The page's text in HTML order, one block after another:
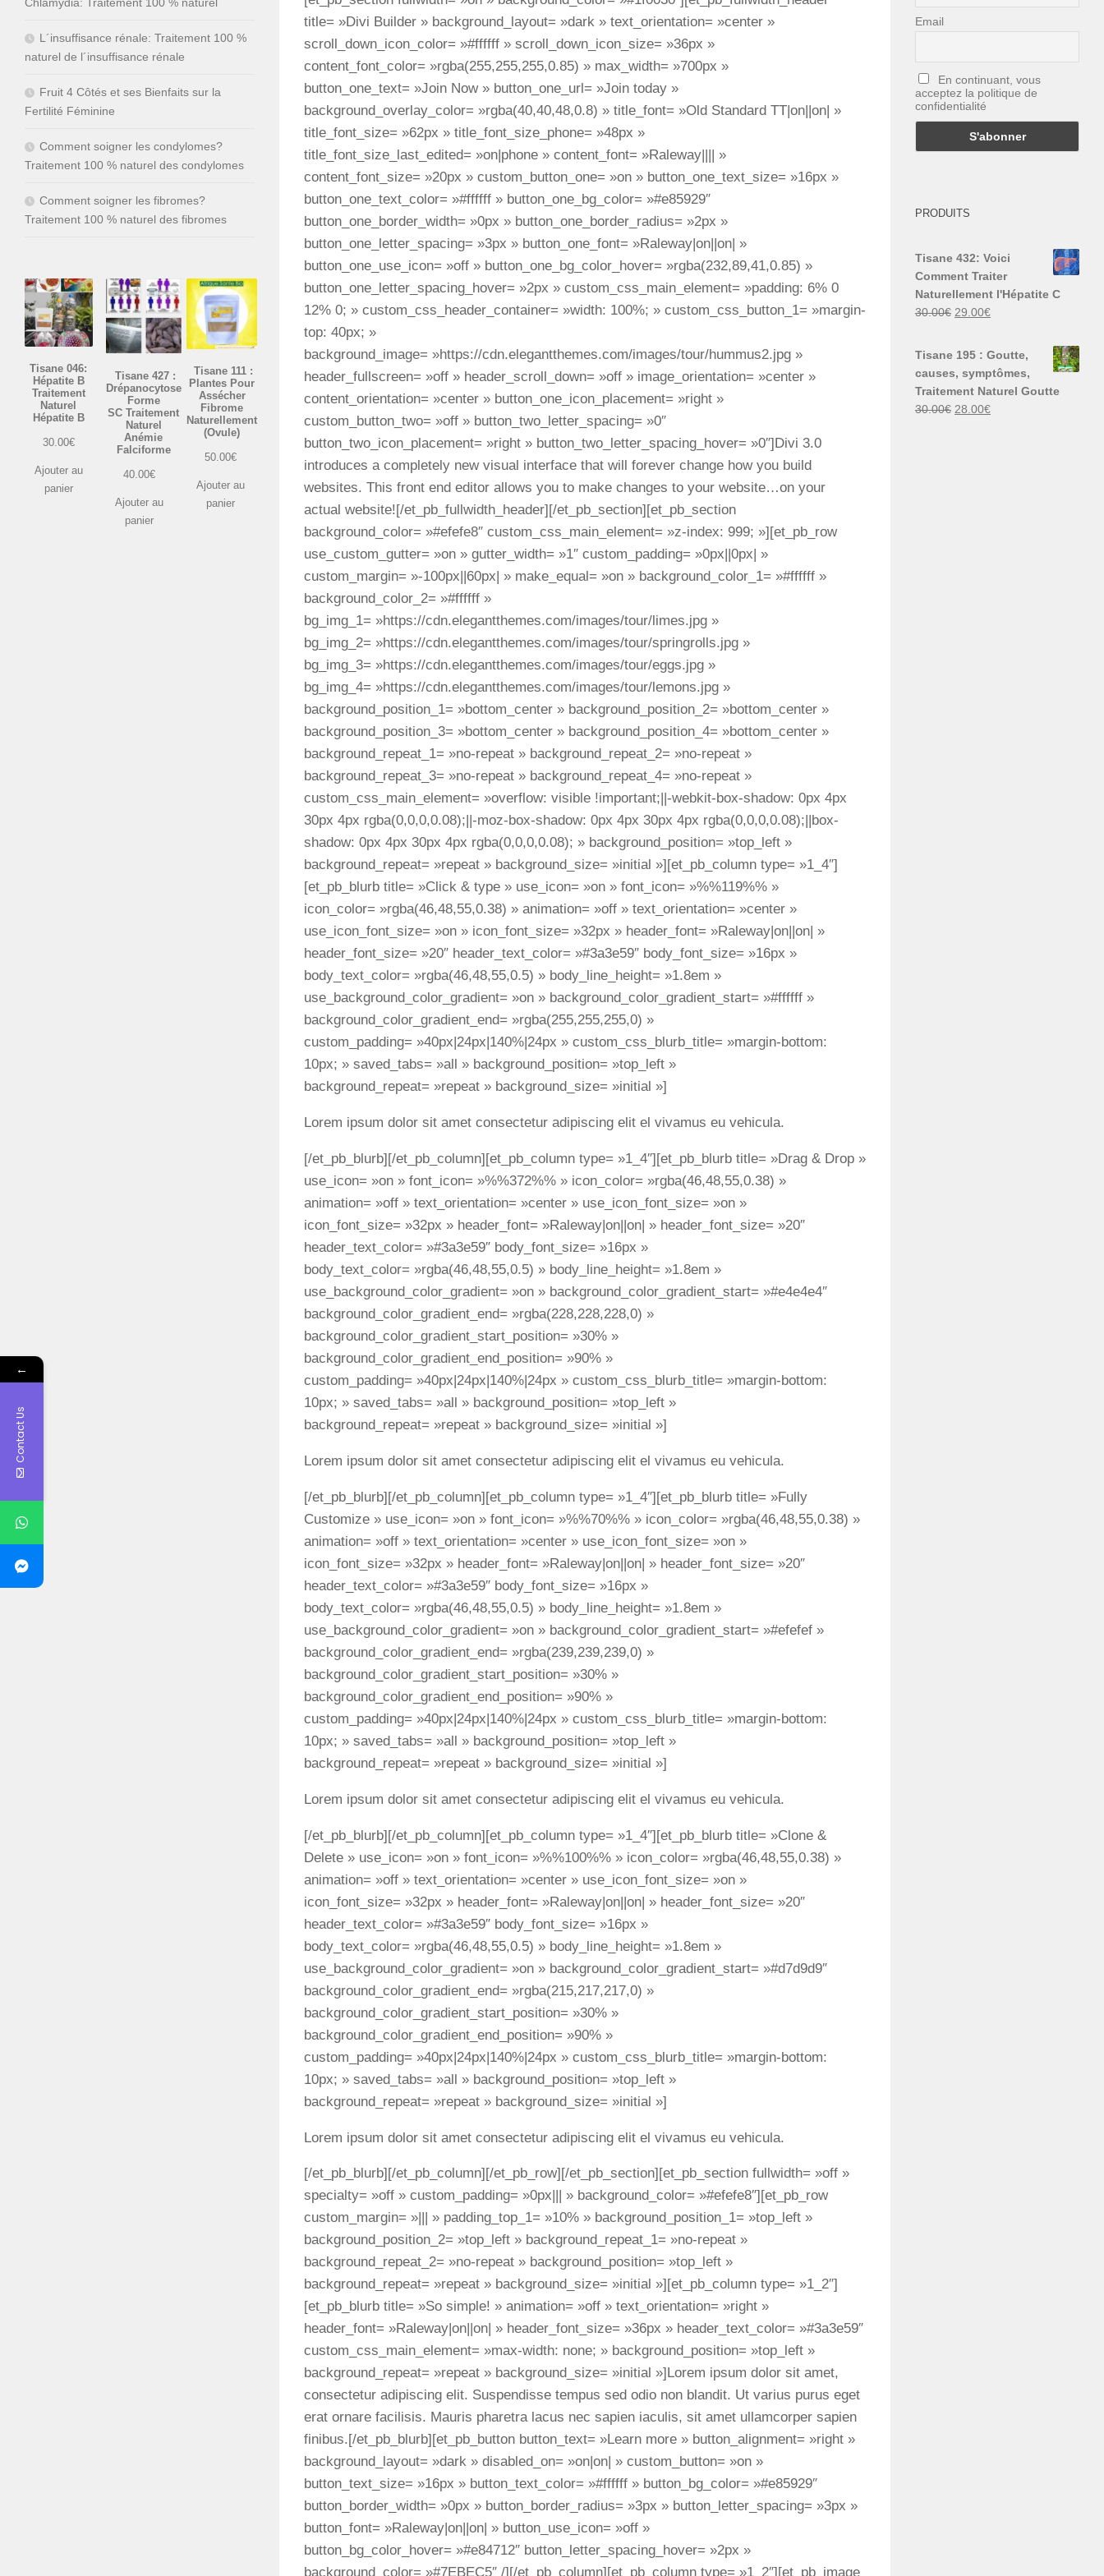
title= »Divi Builder » background_layout= »dark » text_orientation= »center »
scroll_down_icon_color= »#ffffff » scroll_down_icon_size= »36px »
content_font_color= »rgba(255,255,255,0.85) » max_width= »700px »
button_one_text= »Join Now » button_one_url= »Join today »
background_overlay_color= »rgba(40,40,48,0.8) » title_font= »Old Standard TT|on||on| »
title_font_size= »62px » title_font_size_phone= »48px »
title_font_size_last_edited= »on|phone » content_font= »Raleway|||| »
content_font_size= »20px » custom_button_one= »on » button_one_text_size= »16px »
button_one_text_color= »#ffffff » button_one_bg_color= »#e85929″
button_one_border_width= »0px » button_one_border_radius= »2px »
button_one_letter_spacing= »3px » button_one_font= »Raleway|on||on| »
button_one_use_icon= »off » button_one_bg_color_hover= »rgba(232,89,41,0.85) »
button_one_letter_spacing_hover= »2px » custom_css_main_element= »padding: 6% 0
12% 0; » custom_css_header_container= »width: 100%; » custom_css_button_1= »margin-
top: 40px; »
background_image= »https://cdn.elegantthemes.com/images/tour/hummus2.jpg »
header_fullscreen= »off » header_scroll_down= »off » image_orientation= »center »
content_orientation= »center » button_one_icon_placement= »right »
custom_button_two= »off » button_two_letter_spacing= »0″
button_two_icon_placement= »right » button_two_letter_spacing_hover= »0″]Divi 3.0
introduces a completely new visual interface that will forever change how you build
websites. This front end editor allows you to make changes to your website…on your
actual website![/et_pb_fullwidth_header][/et_pb_section][et_pb_section
background_color= »#efefe8″ custom_css_main_element= »z-index: 999; »][et_pb_row
use_custom_gutter= »on » gutter_width= »1″ custom_padding= »0px||0px| »
custom_margin= »-100px||60px| » make_equal= »on » background_color_1= »#ffffff »
background_color_2= »#ffffff »
bg_img_1= »https://cdn.elegantthemes.com/images/tour/limes.jpg »
bg_img_2= »https://cdn.elegantthemes.com/images/tour/springrolls.jpg »
bg_img_3= »https://cdn.elegantthemes.com/images/tour/eggs.jpg »
bg_img_4= »https://cdn.elegantthemes.com/images/tour/lemons.jpg »
background_position_1= »bottom_center » background_position_2= »bottom_center »
background_position_3= »bottom_center » background_position_4= »bottom_center »
background_repeat_1= »no-repeat » background_repeat_2= »no-repeat »
background_repeat_3= »no-repeat » background_repeat_4= »no-repeat »
custom_css_main_element= »overflow: visible !important;||-webkit-box-shadow: 0px 4px
30px 4px rgba(0,0,0,0.08);||-moz-box-shadow: 0px 4px 30px 4px rgba(0,0,0,0.08);||box-
shadow: 0px 4px 30px 4px rgba(0,0,0,0.08); » background_position= »top_left »
background_repeat= »repeat » background_size= »initial »][et_pb_column type= »1_4″]
[et_pb_blurb title= »Click & type » use_icon= »on » font_icon= »%%119%% »
icon_color= »rgba(46,48,55,0.38) » animation= »off » text_orientation= »center »
use_icon_font_size= »on » icon_font_size= »32px » header_font= »Raleway|on||on| »
header_font_size= »20″ header_text_color= »#3a3e59″ body_font_size= »16px »
body_text_color= »rgba(46,48,55,0.5) » body_line_height= »1.8em »
use_background_color_gradient= »on » background_color_gradient_start= »#ffffff »
background_color_gradient_end= »rgba(255,255,255,0) »
custom_padding= »40px|24px|140%|24px » custom_css_blurb_title= »margin-bottom:
10px; » saved_tabs= »all » background_position= »top_left »
background_repeat= »repeat » background_size= »initial »]
Lorem ipsum dolor sit amet consectetur adipiscing elit el vivamus eu vehicula.
[/et_pb_blurb][/et_pb_column][et_pb_column type= »1_4″][et_pb_blurb title= »Drag & Drop »
use_icon= »on » font_icon= »%%372%% » icon_color= »rgba(46,48,55,0.38) »
animation= »off » text_orientation= »center » use_icon_font_size= »on »
icon_font_size= »32px » header_font= »Raleway|on||on| » header_font_size= »20″
header_text_color= »#3a3e59″ body_font_size= »16px »
body_text_color= »rgba(46,48,55,0.5) » body_line_height= »1.8em »
use_background_color_gradient= »on » background_color_gradient_start= »#e4e4e4″
background_color_gradient_end= »rgba(228,228,228,0) »
background_color_gradient_start_position= »30% »
background_color_gradient_end_position= »90% »
custom_padding= »40px|24px|140%|24px » custom_css_blurb_title= »margin-bottom:
10px; » saved_tabs= »all » background_position= »top_left »
background_repeat= »repeat » background_size= »initial »]
Lorem ipsum dolor sit amet consectetur adipiscing elit el vivamus eu vehicula.
[/et_pb_blurb][/et_pb_column][et_pb_column type= »1_4″][et_pb_blurb title= »Fully
Customize » use_icon= »on » font_icon= »%%70%% » icon_color= »rgba(46,48,55,0.38) »
animation= »off » text_orientation= »center » use_icon_font_size= »on »
icon_font_size= »32px » header_font= »Raleway|on||on| » header_font_size= »20″
header_text_color= »#3a3e59″ body_font_size= »16px »
body_text_color= »rgba(46,48,55,0.5) » body_line_height= »1.8em »
use_background_color_gradient= »on » background_color_gradient_start= »#efefef »
background_color_gradient_end= »rgba(239,239,239,0) »
background_color_gradient_start_position= »30% »
background_color_gradient_end_position= »90% »
custom_padding= »40px|24px|140%|24px » custom_css_blurb_title= »margin-bottom:
10px; » saved_tabs= »all » background_position= »top_left »
background_repeat= »repeat » background_size= »initial »]
Lorem ipsum dolor sit amet consectetur adipiscing elit el vivamus eu vehicula.
[/et_pb_blurb][/et_pb_column][et_pb_column type= »1_4″][et_pb_blurb title= »Clone &
Delete » use_icon= »on » font_icon= »%%100%% » icon_color= »rgba(46,48,55,0.38) »
animation= »off » text_orientation= »center » use_icon_font_size= »on »
icon_font_size= »32px » header_font= »Raleway|on||on| » header_font_size= »20″
header_text_color= »#3a3e59″ body_font_size= »16px »
body_text_color= »rgba(46,48,55,0.5) » body_line_height= »1.8em »
use_background_color_gradient= »on » background_color_gradient_start= »#d7d9d9″
background_color_gradient_end= »rgba(215,217,217,0) »
background_color_gradient_start_position= »30% »
background_color_gradient_end_position= »90% »
custom_padding= »40px|24px|140%|24px » custom_css_blurb_title= »margin-bottom:
10px; » saved_tabs= »all » background_position= »top_left »
background_repeat= »repeat » background_size= »initial »]
Lorem ipsum dolor sit amet consectetur adipiscing elit el vivamus eu vehicula.
[/et_pb_blurb][/et_pb_column][/et_pb_row][/et_pb_section][et_pb_section fullwidth= »off »
specialty= »off » custom_padding= »0px||| » background_color= »#efefe8″][et_pb_row
custom_margin= »||| » padding_top_1= »10% » background_position_1= »top_left »
background_position_2= »top_left » background_repeat_1= »no-repeat »
background_repeat_2= »no-repeat » background_position= »top_left »
background_repeat= »repeat » background_size= »initial »][et_pb_column type= »1_2″]
[et_pb_blurb title= »So simple! » animation= »off » text_orientation= »right »
header_font= »Raleway|on||on| » header_font_size= »36px » header_text_color= »#3a3e59″
custom_css_main_element= »max-width: none; » background_position= »top_left »
background_repeat= »repeat » background_size= »initial »]Lorem ipsum dolor sit amet,
consectetur adipiscing elit. Suspendisse tempus sed odio non blandit. Ut varius purus eget
erat ornare facilisis. Mauris pharetra lacus nec sapien iaculis, sit amet ullamcorper sapien
finibus.[/et_pb_blurb][et_pb_button button_text= »Learn more » button_alignment= »right »
background_layout= »dark » disabled_on= »on|on| » custom_button= »on »
button_text_size= »16px » button_text_color= »#ffffff » button_bg_color= »#e85929″
button_border_width= »0px » button_border_radius= »3px » button_letter_spacing= »3px »
button_font= »Raleway|on||on| » button_use_icon= »off »
button_bg_color_hover= »#e84712″ button_letter_spacing_hover= »2px »
background_color= »#7EBEC5″ /][/et_pb_column][et_pb_column type= »1_2″][et_pb_image
L´insuffisance rénale: Traitement 100 %
naturel de l´insuffisance rénale
Fruit 4 Côtés et ses Bienfaits sur la
Fertilité Féminine
Comment soigner les condylomes?
Traitement 100 % naturel des condylomes
Comment soigner les fibromes?
Traitement 100 % naturel des fibromes
Tisane 046:
Hépatite B
Traitement
Naturel
Hépatite B
30.00€
Ajouter au
panier
Tisane 427 :
Drépanocytose
Forme
SC Traitement
Naturel
Anémie
Falciforme
40.00€
Ajouter au
panier
Tisane 111 :
Plantes Pour
Assécher
Fibrome
Naturellement
(Ovule)
50.00€
Ajouter au
panier
Email
En continuant, vous
acceptez la politique de
confidentialité
PRODUITS
Tisane 432: Voici
Comment Traiter
Naturellement l'Hépatite C
30.00€ Le
30.00€.
29.00€Le
est :
Tisane 195 : Goutte,
causes, symptômes,
Traitement Naturel Goutte
30.00€ Le
28.00€Le
←
Contact Us